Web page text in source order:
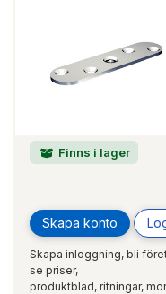
Finns i lager
Skapa konto
Skapa inloggning, bli
se priser,
produktblad, ritningar,